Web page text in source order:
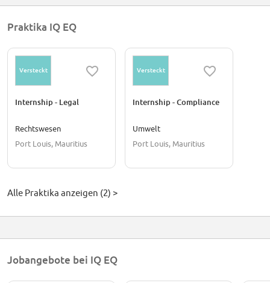
Praktika IQ EQ
Versteckt
Internship - Legal
Rechtswesen
Port Louis, Mauritius
Versteckt
Internship - Compliance
Umwelt
Port Louis, Mauritius
Alle Praktika anzeigen (2) >
Jobangebote bei IQ EQ